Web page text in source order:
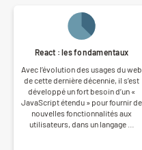
React : les fondamentaux
Avec l’évolution des usages du web
de cette dernière décennie, il s’est
développé un fort besoin d’un «
JavaScript étendu » pour fournir de
nouvelles fonctionnalités aux
utilisateurs, dans un langage …